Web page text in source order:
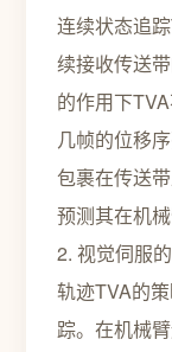
连续状态追
续接收传送
的作用下
几帧的位移
包裹在传送
预测其在机
2. 视觉伺服
轨迹TVA的
踪。在机械